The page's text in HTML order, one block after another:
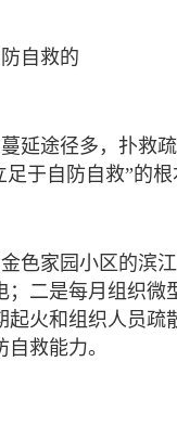
自救的
延途径多，扑救
于自防自救”的
色家园小区的滨
；二是每月组织
起火和组织人员
救能力。